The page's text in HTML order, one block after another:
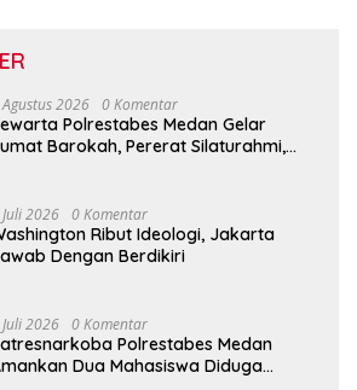
Agustus 2026 0 Komentar
Polrestabes Medan Gelar
Barokah, Pererat Silaturahmi,
2026 0 Komentar
Ribut Ideologi, Jakarta
Dengan Berdikiri
2026 0 Komentar
Polrestabes Medan
Dua Mahasiswa Diduga